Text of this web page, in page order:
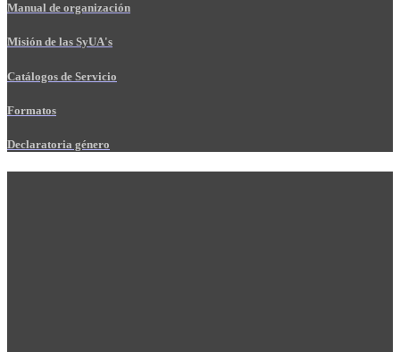
Manual de organización
Misión de las SyUA's
Catálogos de Servicio
Formatos
Declaratoria género